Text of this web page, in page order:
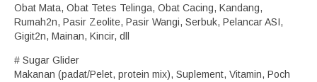
Obat Mata, Obat Tetes Telinga, Obat Cacing, Kandang,
Rumah2n, Pasir Zeolite, Pasir Wangi, Serbuk, Pelancar ASI,
Gigit2n, Mainan, Kincir, dll
# Sugar Glider
Makanan (padat/Pelet, protein mix), Suplement, Vitamin, Poch